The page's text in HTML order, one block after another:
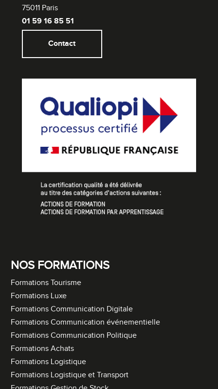
75011 Paris
01 59 16 85 51
Contact
NOS FORMATIONS
Formations Tourisme
Formations Luxe
Formations Communication Digitale
Formations Communication événementielle
Formations Communication Politique
Formations Achats
Formations Logistique
Formations Logistique et Transport